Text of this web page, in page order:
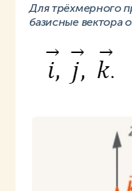
Для трёхмерного
базисные вектора